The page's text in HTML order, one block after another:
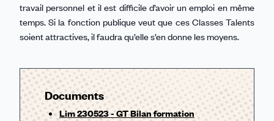
travail personnel et il est difficile d’avoir un emploi en même
temps. Si la fonction publique veut que ces Classes Talents
soient attractives, il faudra qu’elle s’en donne les moyens.
Documents
Lim 230523 - GT Bilan formation